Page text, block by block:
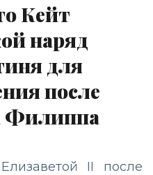
Кейт
наряд
для
после
Филиппа
II после